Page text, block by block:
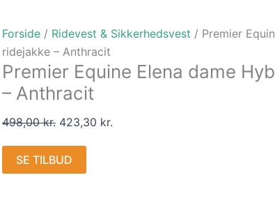
Forside / Ridevest & Sikkerhedsvest / Premier
ridejakke – Anthracit
Premier Equine Elena dame
– Anthracit
498,00kr. 423,30 kr.
SE TILBUD